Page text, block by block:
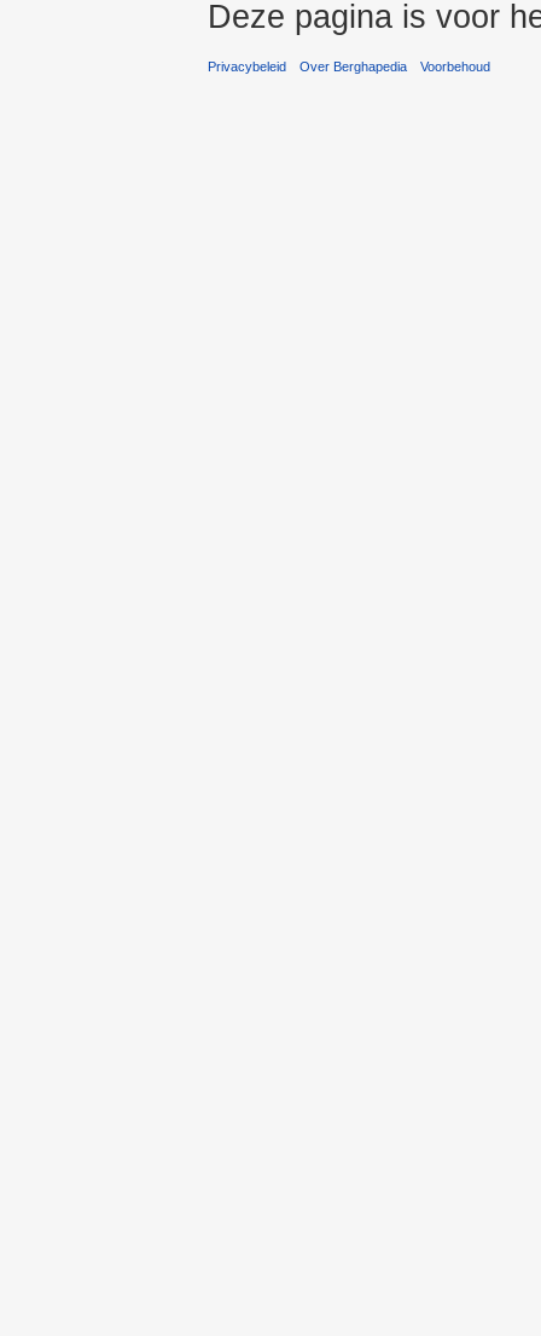
Deze pagina is voor
Privacybeleid Over Berghapedia Voorbehoud